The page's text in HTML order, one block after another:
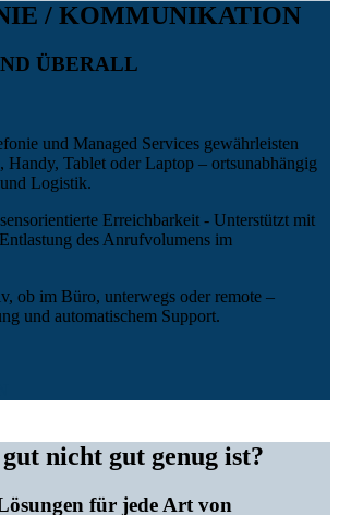
/ KOMMUNIKATION
ÜBERALL
und Managed Services gewährleisten
Handy, Tablet oder Laptop – ortsunabhängig
Logistik.
Erreichbarkeit - Unterstützt mit
des Anrufvolumens im
ob im Büro, unterwegs oder remote –
und automatischem Support.
nicht gut genug ist?
für jede Art von